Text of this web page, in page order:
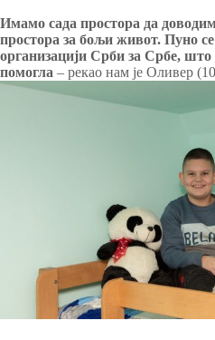
Имамо сада простора да
простора за бољи живот. Пуно
организацији Срби за Србе, што
помогла – рекао нам је Оливер